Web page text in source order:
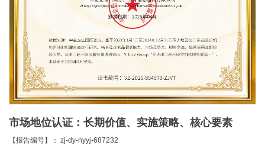
市场地位认证：长期价值、实施策略、核心要素
【报告编号】： zj-dy-nyyj-687232